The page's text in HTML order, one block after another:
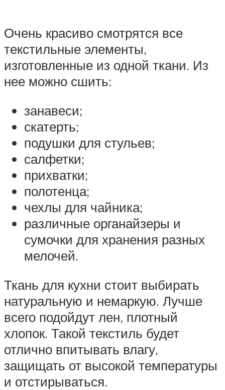
Очень красиво смотрятся все
текстильные элементы,
изготовленные из одной ткани. Из
нее можно сшить:
занавеси;
скатерть;
подушки для стульев;
салфетки;
прихватки;
полотенца;
чехлы для чайника;
различные органайзеры и
сумочки для хранения разных
мелочей.
Ткань для кухни стоит выбирать
натуральную и немаркую. Лучше
всего подойдут лен, плотный
хлопок. Такой текстиль будет
отлично впитывать влагу,
защищать от высокой температуры
и отстирываться.